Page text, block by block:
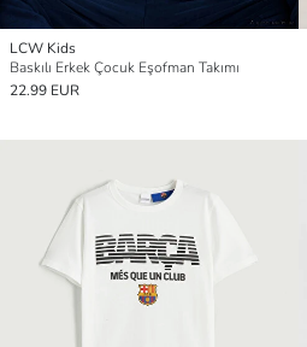
LCW Kids
Baskılı Erkek Çocuk Eşofman Takımı
22.99 EUR